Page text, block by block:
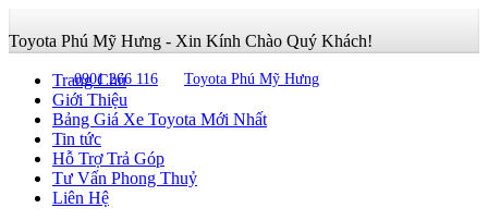
Toyota Phú Mỹ Hưng - Xin Kính Chào Quý Khách!
0901 266 116 Toyota Phú Mỹ Hưng
Trang Chủ
Giới Thiệu
Bảng Giá Xe Toyota Mới Nhất
Tin tức
Hỗ Trợ Trả Góp
Tư Vấn Phong Thuỷ
Liên Hệ